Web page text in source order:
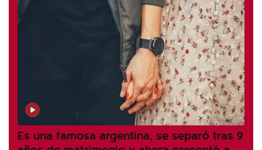
Es una famosa argentina, se separó tras 9